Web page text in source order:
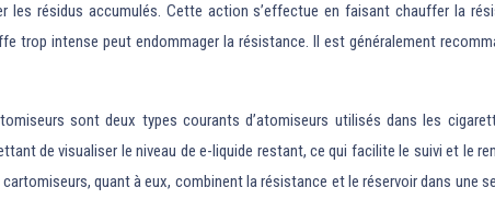
résidus accumulés. Cette action s’effectue en faisant chauffer la
trop intense peut endommager la résistance. Il est généralement
sont deux types courants d’atomiseurs utilisés dans les
de visualiser le niveau de e-liquide restant, ce qui facilite le suivi et le
quant à eux, combinent la résistance et le réservoir dans une